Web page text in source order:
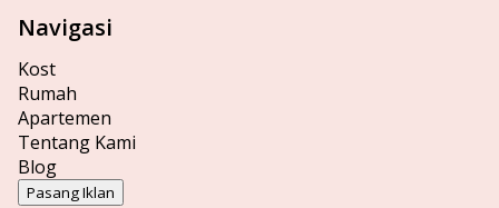
Navigasi
Kost
Rumah
Apartemen
Tentang Kami
Blog
Pasang Iklan